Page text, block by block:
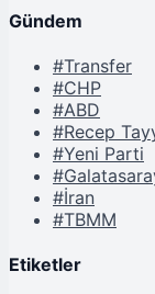
Gündem
#Transfer
#CHP
#ABD
#Recep
#Yeni Parti
#İran
#TBMM
Etiketler